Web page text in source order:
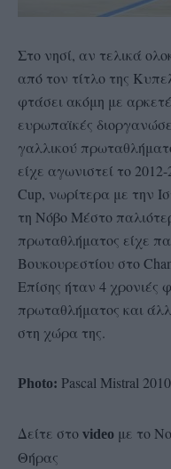
Στο νησί, αν τελικά
από τον τίτλο της
φτάσει ακόμη με
ευρωπαϊκές
γαλλικού
είχε αγωνιστεί το
Cup, νωρίτερα με την
τη Νόβο Μέστο
πρωταθλήματος είχε
Βουκουρεστίου στο
Επίσης ήταν 4 χρονιές
πρωταθλήματος και
στη χώρα της.
Photo: Pascal Mistral 2010
Δείτε στο video με το
Θήρας